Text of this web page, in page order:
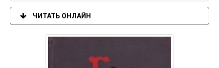
ЧИТАТЬ ОНЛАЙН